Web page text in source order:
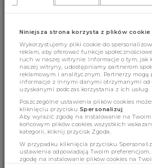
Zabezpieczamy wszystkie płatności
NEWSLETTER
ZAPISZ SIĘ BEZPŁATNIE NA
* Zgoda na powiadomienia marketingowe
Niniejsza strona korzysta z plików cookie
Wykorzystujemy pliki cookie do
reklam, aby oferować funkcje
ruch w naszej witrynie. Informacje o tym, jak
naszej witryny, udostępniamy partnerom
reklamowym i analitycznym. Partnerzy mogą
informacje z innymi danymi otrzymanymi od
uzyskanymi podczas korzystania z ich usług.
Poszczególne ustawienia plików cookies
kliknięciu przycisku Spersonalizuj.
Aby wyrazić zgodę na instalowanie na
końcowym plików cookies wszystkich
kategorii, kliknij przycisk Zgoda.
W przypadku kliknięcia przycisku
ustawienia odpowiadają Twoim
zgodę na instalowanie plików cookies na